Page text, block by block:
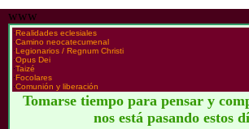
www
·Realidades eclesiales
·Camino neocatecumenal
·Legionarios / Regnum Christi
·Opus Dei
·Taizé
·Focolares
·Comunión y liberación
Tomarse tiempo para pensar y
nos está pasando estos